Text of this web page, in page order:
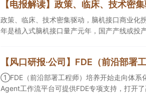
政策、临床、技术密集驱动，脑机接口商业化
年是植入式脑机接口量产元年，国产产线或投
①FDE（前沿部署工程师）培养开始走向体系
Agent工作流平台可提供FDE专项支持，打开